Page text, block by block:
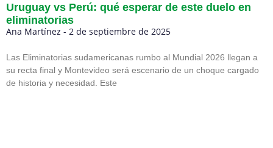
Uruguay vs Perú: qué esperar de este duelo en
eliminatorias
Ana Martínez 2 de septiembre de 2025
Las Eliminatorias sudamericanas rumbo al Mundial 2026 llegan a
su recta final y Montevideo será escenario de un choque cargado
de historia y necesidad. Este